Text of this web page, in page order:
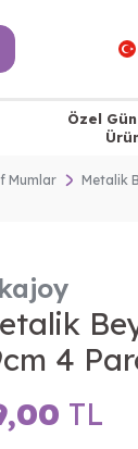
Özel
Mumlar Metalik
4
TL